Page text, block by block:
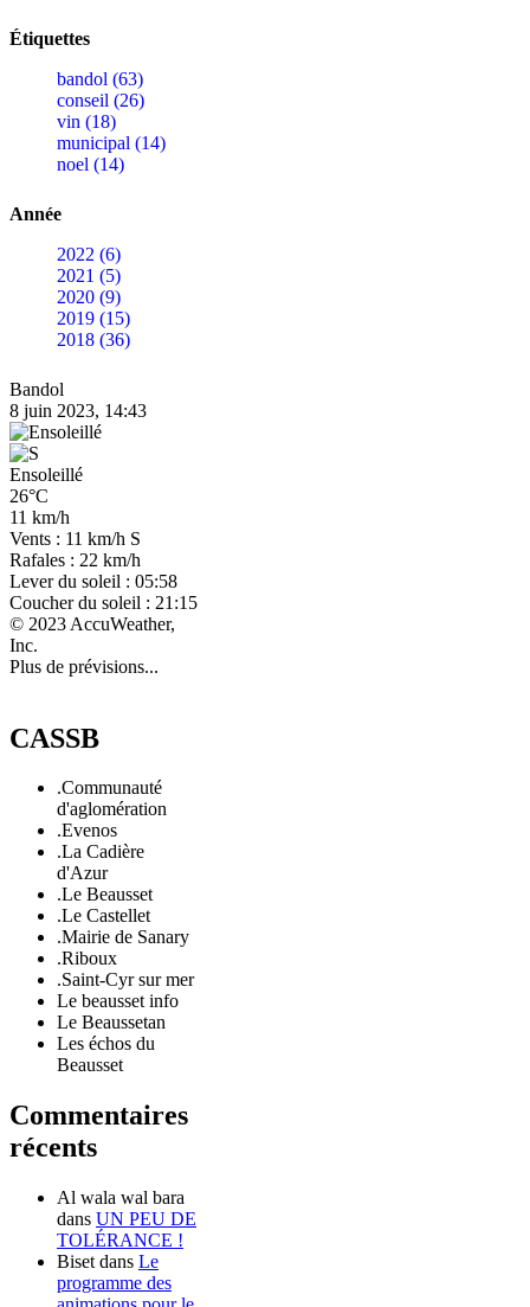
Étiquettes
bandol (63)
conseil (26)
vin (18)
municipal (14)
noel (14)
Année
2022 (6)
2021 (5)
2020 (9)
2019 (15)
2018 (36)
Bandol
8 juin 2023, 14:43
Ensoleillé
26°C
11 km/h
Vents : 11 km/h S
Rafales : 22 km/h
Lever du soleil : 05:58
Coucher du soleil : 21:15
© 2023 AccuWeather,
Inc.
Plus de prévisions...
CASSB
.Communauté
d'aglomération
.Evenos
.La Cadière
d'Azur
.Le Beausset
.Le Castellet
.Mairie de Sanary
.Riboux
.Saint-Cyr sur mer
Le beausset info
Le Beaussetan
Les échos du
Beausset
Commentaires
récents
Al wala wal bara
dans UN PEU DE
TOLÉRANCE !
Biset dans Le
programme des